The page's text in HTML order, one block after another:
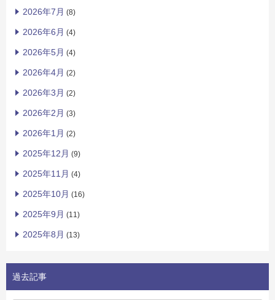
2026年7月 (8)
2026年6月 (4)
2026年5月 (4)
2026年4月 (2)
2026年3月 (2)
2026年2月 (3)
2026年1月 (2)
2025年12月 (9)
2025年11月 (4)
2025年10月 (16)
2025年9月 (11)
2025年8月 (13)
過去記事